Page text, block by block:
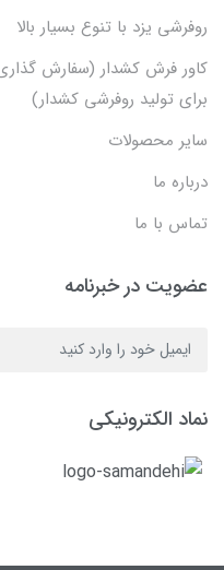
روفرشی یزد با تنوع بسیار بالا
کاور فرش کشدار (سفارش
برای تولید روفرشی کشدار)
سایر محصولات
درباره ما
تماس با ما
عضویت در خبرنامه
نماد الکترونیکی